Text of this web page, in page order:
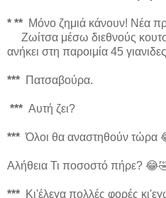
* ** Μόνο ζημιά κάνουν! Νέα
Ζωίτσα μέσω διεθνούς
ανήκει στη παροιμία 45
*** Πατσαβούρα.
*** Αυτή ζει?
*** Όλοι θα αναστηθούν τώρα
Αλήθεια Τι ποσοστό πήρε?
*** Κι'έλεγα πολλές φορές